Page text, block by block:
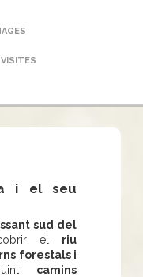
i el seu
sud del
el riu
forestals i
camins